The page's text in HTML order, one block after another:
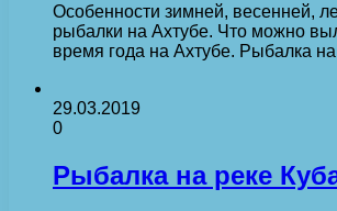
Особенности зимней, весенней,
рыбалки на Ахтубе. Что можно
время года на Ахтубе. Рыбалка
29.03.2019
0
Рыбалка на реке